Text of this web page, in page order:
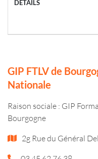
GIP FTLV de
Nationale
Raison sociale : GIP
Bourgogne
2g Rue du Général